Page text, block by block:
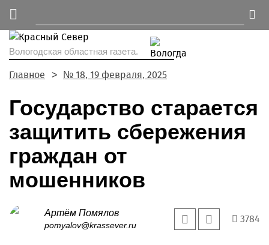
Вологодская областная газета.
Главное № 18, 19 февраля, 2025
Государство старается
защитить сбережения
граждан от
мошенников
Артём Помялов
pomyalov@krassever.ru
3784